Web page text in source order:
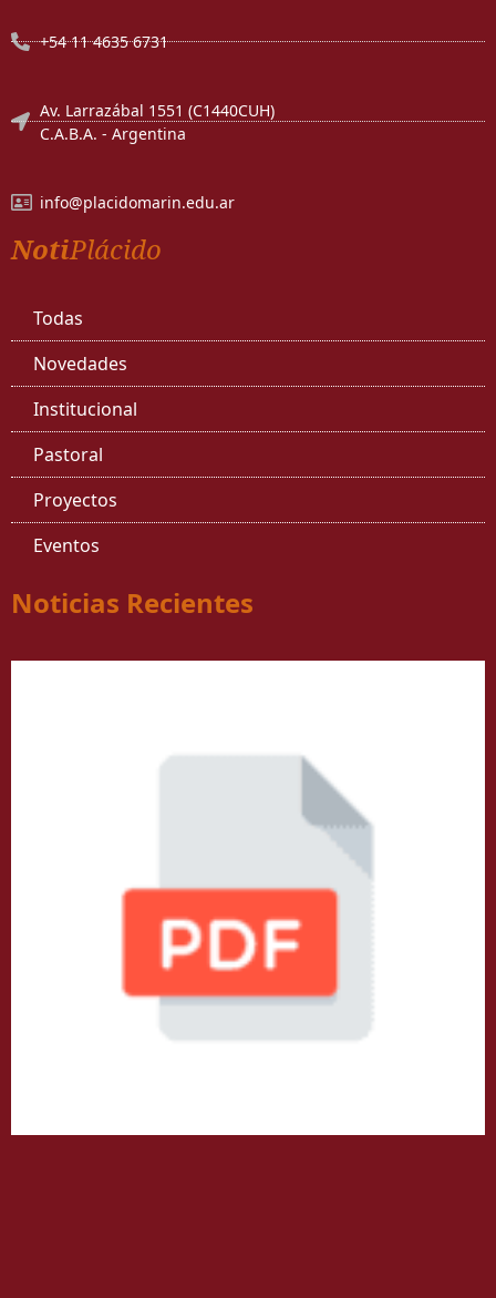
+54 11 4635 6731
Av. Larrazábal 1551 (C1440CUH)
C.A.B.A. - Argentina
info@placidomarin.edu.ar
NotiPlácido
Todas
Novedades
Institucional
Pastoral
Proyectos
Eventos
Noticias Recientes